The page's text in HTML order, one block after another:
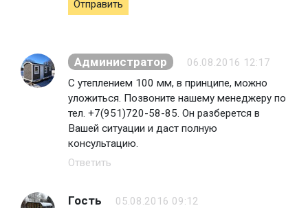
Отправить
Администратор
06.08.2016 12:17
С утеплением 100 мм, в принципе, можно
уложиться. Позвоните нашему менеджеру по
тел. +7(951)720-58-85. Он разберется в
Вашей ситуации и даст полную
консультацию.
Ответить
Гость
05.08.2016 09:12